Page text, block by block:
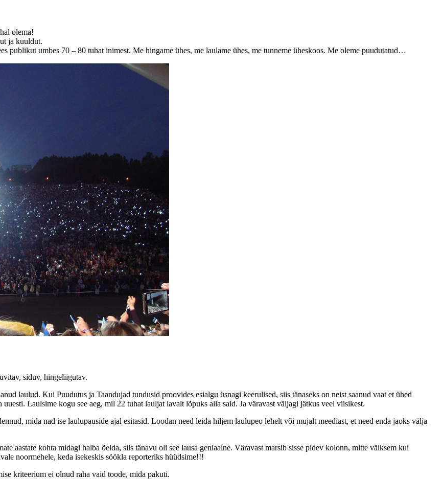
olema!
ja kuuldut.
publikut umbes 70 – 80 tuhat inimest. Me hingame ühes, me laulame ühes, me tunneme üheskoos. Me oleme puudutatud…
siduv, hingeliigutav.
laulud. Kui Puudutus ja Taandujad tundusid proovides esialgu üsnagi keerulised, siis tänaseks on neist saanud vaat et ühed
Laulsime kogu see aeg, mil 22 tuhat lauljat lavalt lõpuks alla said. Ja väravast väljagi jätkus veel viisikest.
mida nad ise laulupauside ajal esitasid. Loodan need leida hiljem laulupeo lehelt või mujalt meediast, et need enda jaoks välja
aastate kohta midagi halba öelda, siis tänavu oli see lausa geniaalne. Väravast marsib sisse pidev kolonn, mitte väiksem kui
noormehele, keda isekeskis söökla reporteriks hüüdsime!!!
kriteerium ei olnud raha vaid toode, mida pakuti.